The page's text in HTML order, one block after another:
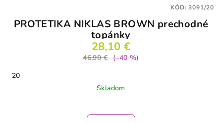
PROTETIKA NIKLAS BROWN prechodné
topánky
28,10 €
46,90 €
(–40 %)
20
Skladom
KÓD:3091/20